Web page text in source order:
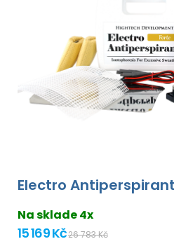
Electro
Na sklade 4x
15 169 Kč26 783 Kč